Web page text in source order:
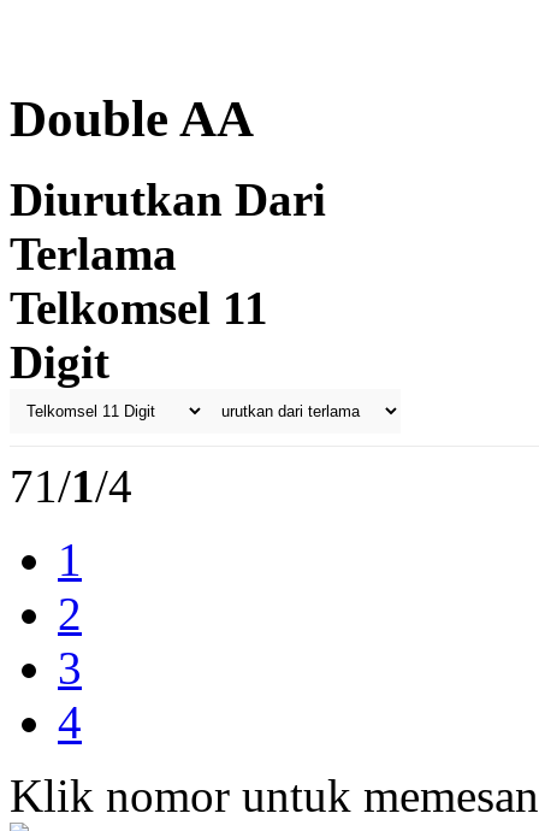
Double AA
Diurutkan Dari
Terlama
Telkomsel 11
Digit
71/1/4
1
2
3
4
Klik nomor untuk memesan